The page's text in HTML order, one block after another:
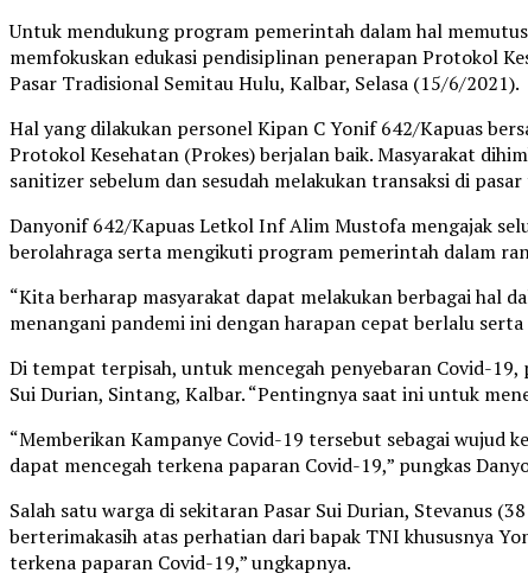
Untuk mendukung program pemerintah dalam hal
memfokuskan edukasi pendisiplinan penerapan Protokol
Pasar Tradisional Semitau Hulu, Kalbar, Selasa (15/6/2021).
Hal yang dilakukan personel Kipan C Yonif 642/Kapuas
Protokol Kesehatan (Prokes) berjalan baik. Masyarakat
sanitizer sebelum dan sesudah melakukan transaksi di
Danyonif 642/Kapuas Letkol Inf Alim Mustofa mengajak
berolahraga serta mengikuti program pemerintah dalam
“Kita berharap masyarakat dapat melakukan berbagai hal
menangani pandemi ini dengan harapan cepat berlalu
Di tempat terpisah, untuk mencegah penyebaran Covid-
Sui Durian, Sintang, Kalbar. “Pentingnya saat ini untuk
“Memberikan Kampanye Covid-19 tersebut sebagai wujud
dapat mencegah terkena paparan Covid-19,” pungkas
Salah satu warga di sekitaran Pasar Sui Durian, Stevanus
berterimakasih atas perhatian dari bapak TNI khususnya
terkena paparan Covid-19,” ungkapnya.